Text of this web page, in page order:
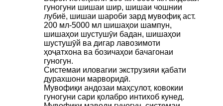
гуногуни шишаи шир, шишаи чошнии
лубиё, шишаи шароби зард мувофиқ аст.
200 мл-5000 мл шишаҳои шампун,
шишаҳои шустушӯи бадан, шишаҳои
шустушӯй ва дигар лавозимоти
ҳоҷатхона ва бозичаҳои бачагонаи
гуногун.
Системаи иловагии экструзияи қабати
дурахшони марворидӣ.
Мувофиқи андозаи маҳсулот, ковокии
гуногуни сари қолабро интихоб кунед.